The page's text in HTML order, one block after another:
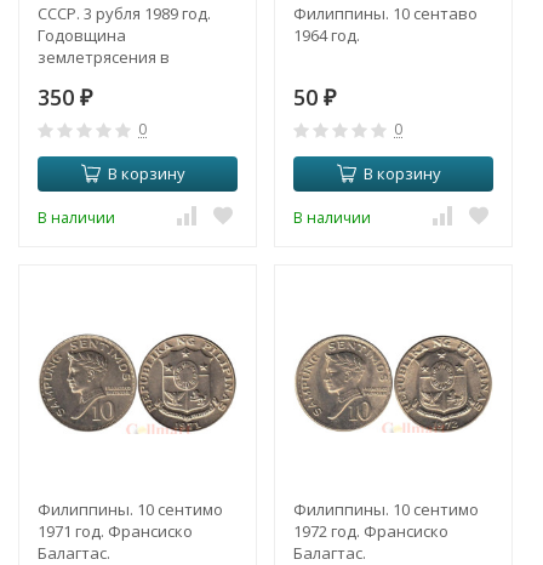
СССР. 3 рубля 1989 год.
Годовщина
землетрясения в
350 ₽
0
В корзину
В наличии
Филиппины. 10 сентаво
1964 год.
50 ₽
0
В корзину
В наличии
Филиппины. 10 сентимо
1971 год. Франсиско
Балагтас.
Филиппины. 10 сентимо
1972 год. Франсиско
Балагтас.